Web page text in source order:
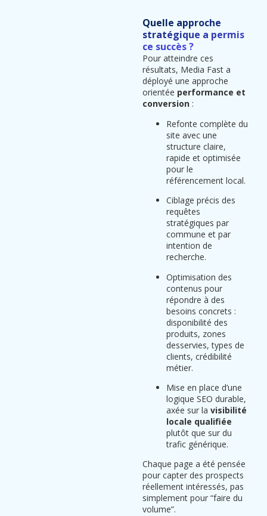
Quelle approche
stratégique a permis
ce succès ?
Pour atteindre ces
résultats, Media Fast a
déployé une approche
orientée performance et
conversion :
Refonte complète du
site avec une
structure claire,
rapide et optimisée
pour le
référencement local.
Ciblage précis des
requêtes
stratégiques par
commune et par
intention de
recherche.
Optimisation des
contenus pour
répondre à des
besoins concrets :
disponibilité des
produits, zones
desservies, types de
clients, crédibilité
métier.
Mise en place d’une
logique SEO durable,
axée sur lavisibilité
locale qualifiée
plutôt que sur du
trafic générique.
Chaque page a été pensée
pour capter des prospects
réellement intéressés, pas
simplement pour “faire du
volume”.